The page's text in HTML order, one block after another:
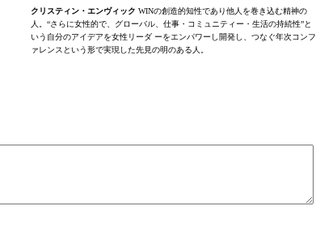
クリスティン・エンヴィック WINの創造的知性であり他人を巻き込む精神の
人。“さらに女性的で、グローバル、仕事・コミュニティー・生活の持続性”と
いう自分のアイデアを女性リーダ ーをエンパワーし開発し、つなぐ年次コンフ
ァレンスという形で実現した先見の明のある人。